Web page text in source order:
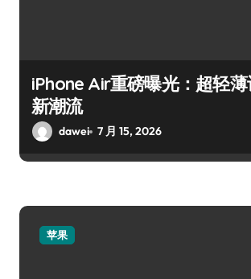
iPhone Air重磅曝光：超轻
新潮流
dawei 7 月 15, 2026
苹果